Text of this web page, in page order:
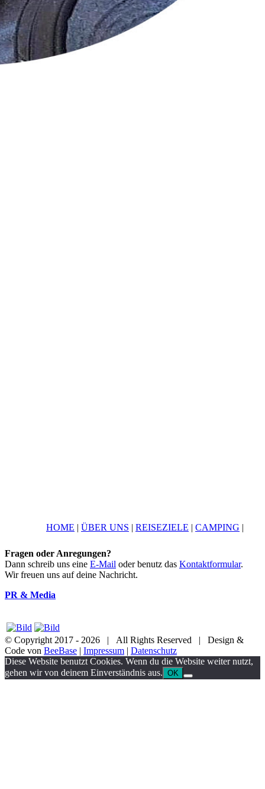
HOME | ÜBER UNS | REISEZIELE | CAMPING |
Fragen oder Anregungen?
Dann schreib uns eine E-Mail oder benutz das Kontaktformular.
Wir freuen uns auf deine Nachricht.
PR & Media
© Copyright 2017 - 2026 | All Rights Reserved | Design &
Code von BeeBase | Impressum | Datenschutz
YouTube
Facebook
Twitter
Instagram
Pinterest
Email
Diese Website benutzt Cookies. Wenn du die Website weiter nutzt,
gehen wir von deinem Einverständnis aus. OK